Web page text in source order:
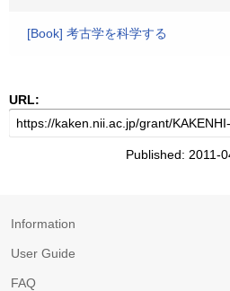
[Book] 考古学を科学する
URL:
Published: 2011-
Information
User Guide
FAQ